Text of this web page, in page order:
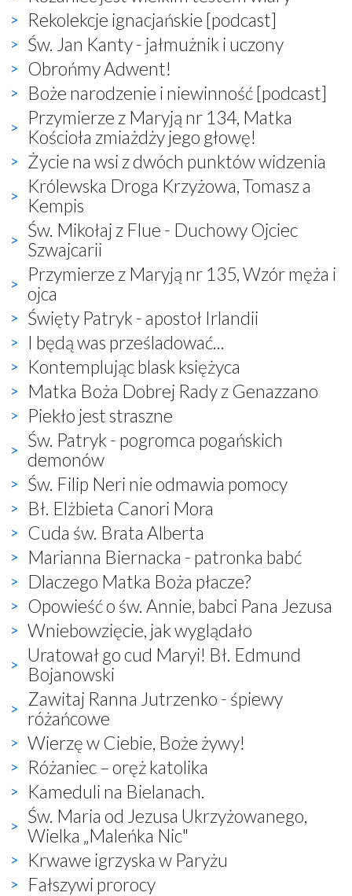
Rekolekcje ignacjańskie [podcast]
Św. Jan Kanty - jałmużnik i uczony
Obrońmy Adwent!
Boże narodzenie i niewinność [podcast]
Przymierze z Maryją nr 134, Matka
Kościoła zmiażdży jego głowę!
Życie na wsi z dwóch punktów widzenia
Królewska Droga Krzyżowa, Tomasz a
Kempis
Św. Mikołaj z Flue - Duchowy Ojciec
Szwajcarii
Przymierze z Maryją nr 135, Wzór męża i
ojca
Święty Patryk - apostoł Irlandii
I będą was prześladować...
Kontemplując blask księżyca
Matka Boża Dobrej Rady z Genazzano
Piekło jest straszne
Św. Patryk - pogromca pogańskich
demonów
Św. Filip Neri nie odmawia pomocy
Bł. Elżbieta Canori Mora
Cuda św. Brata Alberta
Marianna Biernacka - patronka babć
Dlaczego Matka Boża płacze?
Opowieść o św. Annie, babci Pana Jezusa
Wniebowzięcie, jak wyglądało
Uratował go cud Maryi! Bł. Edmund
Bojanowski
Zawitaj Ranna Jutrzenko - śpiewy
różańcowe
Wierzę w Ciebie, Boże żywy!
Różaniec – oręż katolika
Kameduli na Bielanach.
Św. Maria od Jezusa Ukrzyżowanego,
Wielka „Maleńka Nic"
Krwawe igrzyska w Paryżu
Fałszywi prorocy